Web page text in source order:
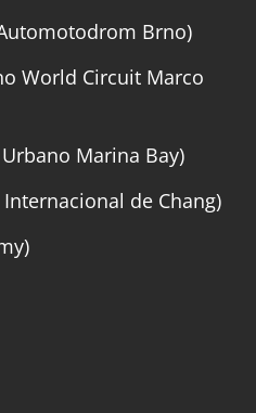
Brno)
World Circuit Marco
Marina Bay)
de Chang)